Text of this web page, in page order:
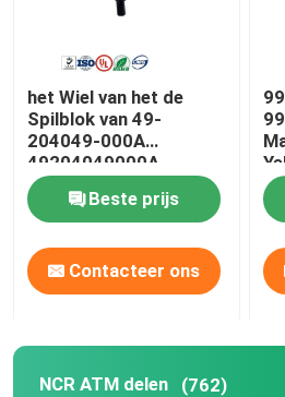
ATM-Ontvangstbewijsprinter
NCR Talladega de Kern van PC
ATM-Monitor
het Wiel van het de
Spilblok van 49-
204049-000A
49204049000A
Diebold Opteva
Beste prijs
Contacteer ons
NCR ATM delen (762)